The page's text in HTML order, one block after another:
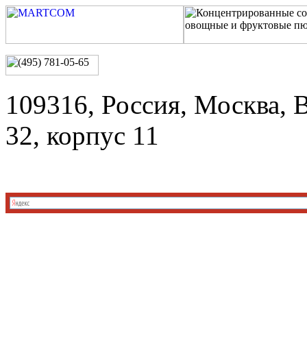
109316, Россия, Москва,
32, корпус 11